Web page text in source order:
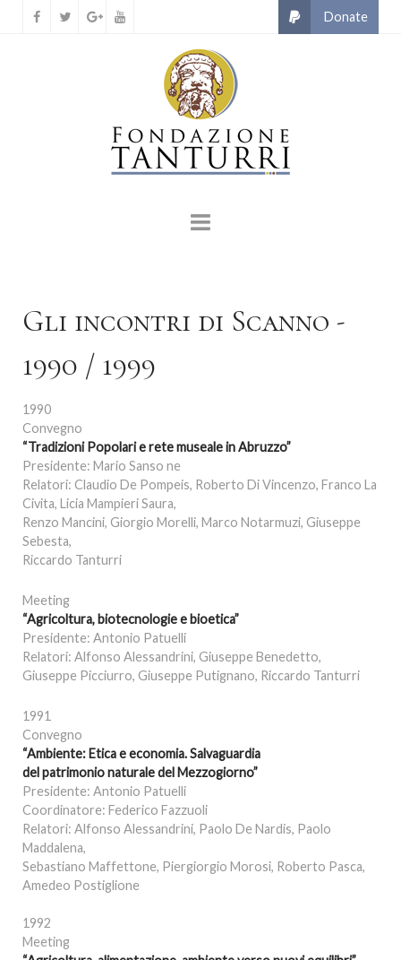
Gli incontri di Scanno -
1990 / 1999
1990
Convegno
“Tradizioni Popolari e rete museale in Abruzzo”
Presidente: Mario Sanso ne
Relatori: Claudio De Pompeis, Roberto Di Vincenzo, Franco La
Civita, Licia Mampieri Saura,
Renzo Mancini, Giorgio Morelli, Marco Notarmuzi, Giuseppe
Sebesta,
Riccardo Tanturri
Meeting
“Agricoltura, biotecnologie e bioetica”
Presidente: Antonio Patuelli
Relatori: Alfonso Alessandrini, Giuseppe Benedetto,
Giuseppe Picciurro, Giuseppe Putignano, Riccardo Tanturri
1991
Convegno
“Ambiente: Etica e economia. Salvaguardia
del patrimonio naturale del Mezzogiorno”
Presidente: Antonio Patuelli
Coordinatore: Federico Fazzuoli
Relatori: Alfonso Alessandrini, Paolo De Nardis, Paolo
Maddalena,
Sebastiano Maffettone, Piergiorgio Morosi, Roberto Pasca,
Amedeo Postiglione
1992
Meeting